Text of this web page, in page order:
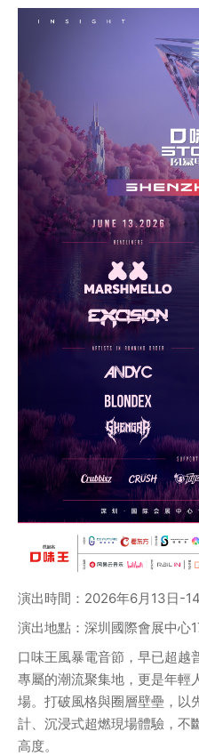
演出時間：2026年6月13日-
演出地點：深圳國際會展中心
口味王風暴電音節，早已超越
專屬的潮流聚集地，更是年輕
場。打破風格與圈層壁壘，以
計、沉浸式超燃現場體驗，不
高度。